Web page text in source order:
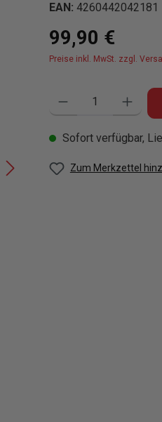
EAN: 4260442042181
Regulärer Preis:
99,90 €
Preise inkl. MwSt. zzgl.
Produkt Anzahl: Gib
Sofort verfügbar,
Zum Merkzettel